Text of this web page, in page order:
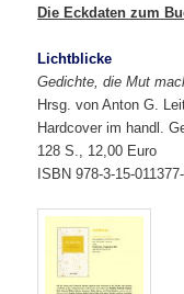
Die Eckdaten zum
Lichtblicke
Gedichte, die Mut
Hrsg. von Anton G.
Hardcover im handl.
128 S., 12,00 Euro
ISBN 978-3-15-